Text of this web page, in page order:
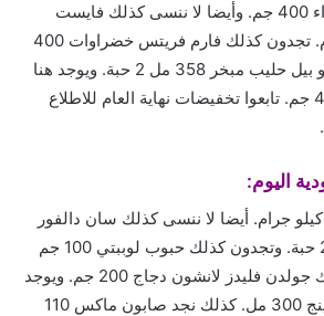
السعيدة فاصولياء حمراء 400 جم. وأيضا لا ننسى كذلك فايست
خضار مشكل 450 جرام. تجدون كذلك فارم فريتس خضراوات 400
جم. كما ولدينا كذلك كاو بيل حليب مبخر 358 مل 2 حبة. ويوجد هنا
كذلك كليوجز خضار 450 جم. تابعوا تخفيضات نهاية العام للاطلاع
اليوم:
كذلك نجد رز سونيكا 5 كيلو جرام. أيضا لا ننسى كذلك سان دالفور
مربى برتقال 280 جم 2 حبة. وتجدون كذلك حبوب لوببتي 100 جم
25 حبة. كما ولدينا كذلك جولدن فليدز لانشون دجاج 200 جم. ويوجد
هنا كذلك زيت كيشن كينج 300 مل. كذلك نجد صابون ماكس 110